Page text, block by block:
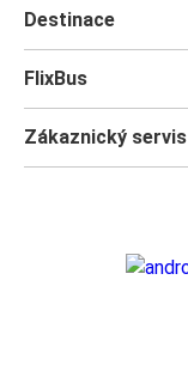
Destinace
FlixBus
Zákaznický servis